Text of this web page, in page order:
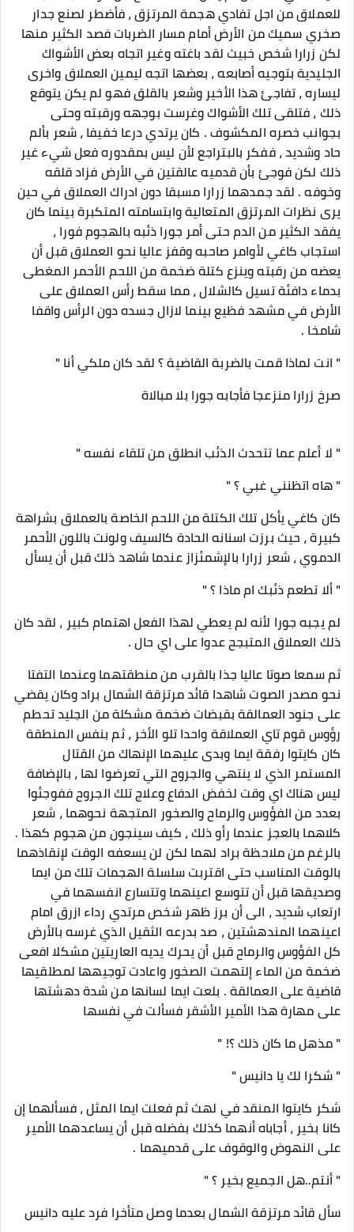
للعملاق من اجل تفادي هجمة المرتزق ، فأضطر لصنع جدار
صخري سميك من الأرض أمام مسار الضربات فصد الكثير منها
لكن زرارا شخص خبيث لقد باغته وغير اتجاه بعض الأشواك
الجليدية بتوجيه أصابعه ، بعضها اتجه ليمين العملاق واخرى
ليساره ، تفاجئ هذا الأخير وشعر بالقلق فهو لم يكن يتوقع
ذلك ، فتلقى تلك الأشواك وغرست بوجهه ورقبته وحتى
بجوانب خصره المكشوف . كان يرتدي درعا خفيفا ، شعر بألم
حاد وشديد ، ففكر بالبتراجع لأن ليس بمقدوره فعل شيء غير
ذلك لكن فوجئ بأن قدميه عالقتين في الأرض فزاد قلقه
وخوفه . لقد جمدهما زرارا مسبقا دون ادراك العملاق في حين
يرى نظرات المرتزق المتعالية وابتسامته المتكبرة بينما كان
يفقد الكثير من الدم حتى أمر جورا ذئبه بالهجوم فورا ،
استجاب كاغي لأوامر صاحبه وقفز عاليا نحو العملاق قبل أن
يعضه من رقبته وينزع كتلة ضخمة من اللحم الأحمر المغطى
بدماء دافئة تسيل كالشلال ، مما سقط رأس العملاق على
الأرض في مشهد فظيع بينما لازال جسده دون الرأس واقفا
شامخا .
" انت لماذا قمت بالضربة القاضية ؟ لقد كان ملكي أنا "
صرخ زرارا منزعجا فأجابه جورا بلا مبالاة
" لا أعلم عما تتحدث الذئب انطلق من تلقاء نفسه "
" هاه اتظنني غبي ؟ "
كان كاغي يأكل تلك الكتلة من اللحم الخاصة بالعملاق بشراهة
كبيرة ، حيث برزت اسنانه الحادة كالسيف ولونت باللون الأحمر
الدموي ، شعر زرارا بالإشمئزاز عندما شاهد ذلك قبل أن يسأل
" ألا تطعم ذئبك ام ماذا ؟ "
لم يجبه جورا لأنه لم يعطي لهذا الفعل اهتمام كبير ، لقد كان
ذلك العملاق المتبجح عدوا على اي حال .
ثم سمعا صوتا عاليا جذا بالقرب من منطقتهما وعندما التفتا
نحو مصدر الصوت شاهدا قائد مرتزقة الشمال براد وكان يقضي
على جنود العمالقة بقبضات ضخمة مشكلة من الجليد تحطم
رؤوس قوم تاي العملاقة واحدا تلو الأخر ، ثم بنفس المنطقة
كان كايتوا رفقة ايما وبدى عليهما الإنهاك من القتال
المستمر الذي لا ينتهي والجروح التي تعرضوا لها ، بالإضافة
ليس هناك اي وقت لخفض الدفاع وعلاج تلك الجروح ففوجئوا
بعدد من الفؤوس والرماح والصخور المتجهة نحوهما ، شعر
كلاهما بالعجز عندما رأو ذلك ، كيف سينجون من هجوم كهذا .
بالرغم من ملاحظة براد لهما لكن لن يسعفه الوقت لإنقاذهما
بالوقت المناسب حتى اقتربت سلسلة الهجمات تلك من ايما
وصديقها قبل أن تتوسع اعينهما وتتسارع انفسهما في
ارتعاب شديد ، الى أن برز ظهر شخص مرتدي رداء ازرق امام
اعينهما المندهشتين ، صد بدرعه الثقيل الذي غرسه بالأرض
كل الفؤوس والرماح قبل أن يحرك يديه العاريتين مشكلا افعى
ضخمة من الماء إلتهمت الصخور واعادت توجيهها لمطلقيها
قاضية على العمالقة . بلعت ايما لسانها من شدة دهشتها
على مهارة هذا الأمير الأشقر فسألت في نفسها
" مذهل ما كان ذلك ؟! "
" شكرا لك يا دانيس "
شكر كايتوا المنقد في لهث ثم فعلت ايما المثل ، فسألهما إن
كانا بخير ، أجاباه أنهما كذلك بفضله قبل أن يساعدهما الأمير
على النهوض والوقوف على قدميهما .
" أنتم..هل الجميع بخير ؟ "
سأل قائد مرتزقة الشمال بعدما وصل متأخرا فرد عليه دانيس